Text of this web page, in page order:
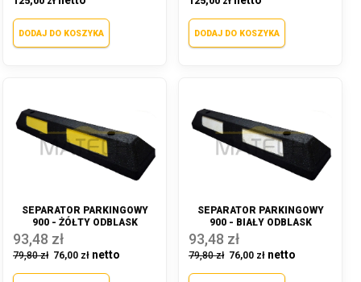
DODAJ DO KOSZYKA DODAJ DO KOSZYKA
SEPARATOR PARKINGOWY
900 - ŻÓŁTY ODBLASK
93,48 zł
76,00 zł
79,80 zł
SEPARATOR PARKINGOWY
900 - BIAŁY ODBLASK
93,48 zł
76,00 zł
79,80 zł